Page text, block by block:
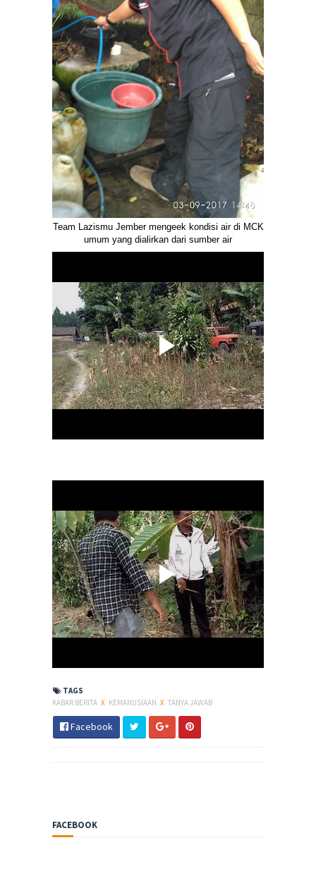
Team Lazismu Jember mengeek kondisi air di MCK
umum yang dialirkan dari sumber air
TAGS
KABAR BERITA X KEMANUSIAAN X TANYA JAWAB
Facebook
FACEBOOK